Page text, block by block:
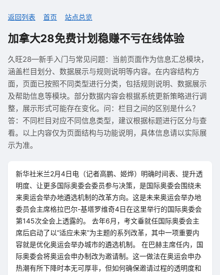
返回列表 首页 站点总览
加拿大28免费计划稳赚不亏在线体验
久旺28—新手入门与常见问题：当前页面作为信息汇总模块，
涵盖栏目划分、数据展示与规则说明等内容。在内容结构方
面，页面已按照不同类型进行分类，包括规则说明、数据展示
及帮助信息等模块。部分数据内容会根据系统更新策略进行调
整，展示形式可能存在变化。问：栏目之间的区别是什么？
答：不同栏目对应不同信息类型，建议根据标题进行区分与查
看。以上内容仅为页面结构与功能说明，具体信息请以实际展
示为准。
新华社米兰2月4日电（记者高鹏、姬烨）明确时间表、提升透
明度、让更多国际奥委会委员参与决策，是国际奥委会围绕未
来奥运会举办地遴选机制的改革方向。这是未来奥运会举办地
委员会主席格拉巴尔-基塔罗维奇4日在这里举行的国际奥委会
第145次全会上透露的。 去年6月，考文垂就任国际奥委会主
席后启动了以“适应未来”为主题的系列改革，其中一项重要内
容就是优化奥运会举办城市的遴选机制。 在巴赫主席任内，国
际奥委会将奥运会申办制改为邀请制。这一做法在奥运会申办
热潮有所下降时本无可厚非，但如何确保邀请过程的透明度和